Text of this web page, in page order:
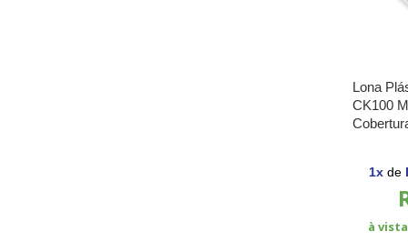
Lona
CK100
1xde
à